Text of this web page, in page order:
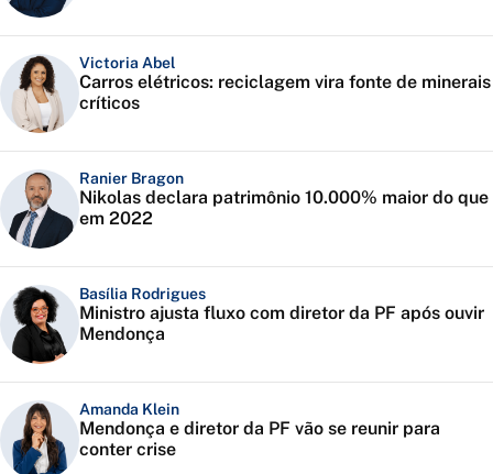
Victoria Abel
Carros elétricos: reciclagem vira fonte de minerais
críticos
Ranier Bragon
Nikolas declara patrimônio 10.000% maior do que
em 2022
Basília Rodrigues
Ministro ajusta fluxo com diretor da PF após ouvir
Mendonça
Amanda Klein
Mendonça e diretor da PF vão se reunir para
conter crise